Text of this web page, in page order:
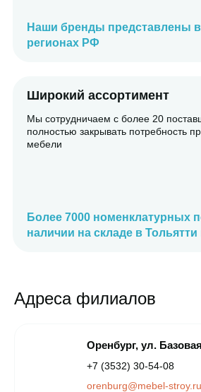
и чувствуют
чтобы
при изготовлении
позиций в
и Оренбурге
С 2022
кромочное
и самое
услуги
Адреса филиалов
Оренбург, ул.
+7 (3532) 30-54-08
orenburg@mebel-stroy.ru